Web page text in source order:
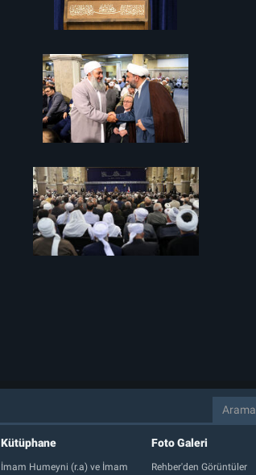
Kütüphane
İmam Humeyni (r.a) ve İmam
Foto Galeri
Rehber'den Görüntüler